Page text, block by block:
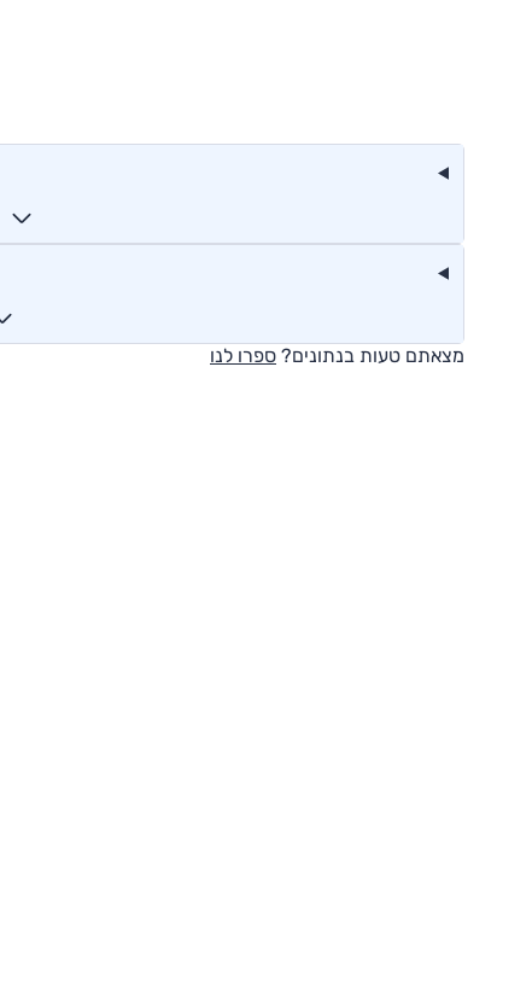
מצאתם טעות בנתונים? ספרו לנו